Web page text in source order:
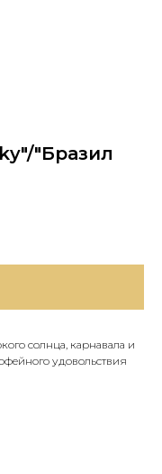
"Бразил
солнца, карнавала и
удовольствия